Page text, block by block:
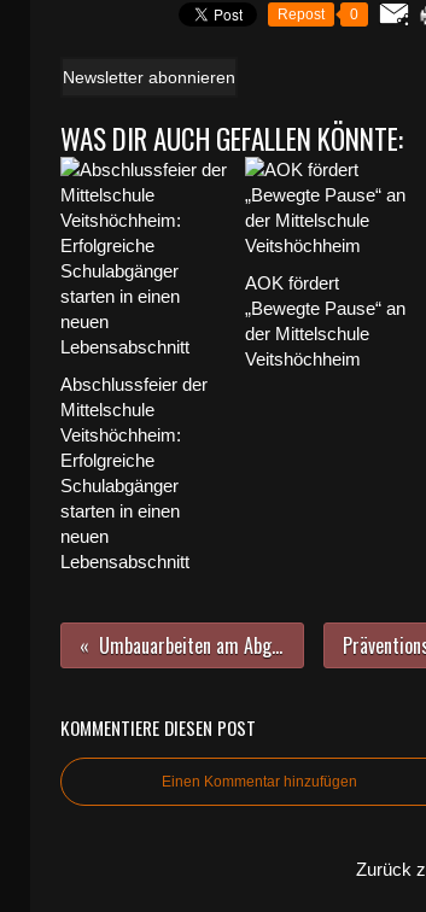
Repost 0
Newsletter abonnieren
WAS DIR AUCH GEFALLEN KÖNNTE:
Abschlussfeier der
Mittelschule
Veitshöchheim:
Erfolgreiche
Schulabgänger
starten in einen
neuen
Lebensabschnitt
AOK fördert
„Bewegte Pause“ an
der Mittelschule
Veitshöchheim
Umbauarbeiten am Abgabeschacht der Fernwasserversorgung mussten abgebrochen werden
KOMMENTIERE DIESEN POST
Einen Kommentar hinzufügen
Zurück